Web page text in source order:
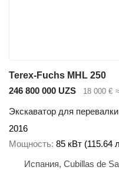
Terex-Fuchs MHL 250
246 800 000 UZS
18 000 €
Экскаватор для перевалки
2016
Мощность 85 кВт (115.64
Испания, Cubillas de